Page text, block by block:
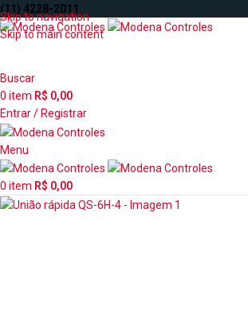
Skip to navigation
Skip to main content
(11) 4228-2011
Buscar
0 item R$ 0,00
Entrar / Registrar
Menu
0 item R$ 0,00